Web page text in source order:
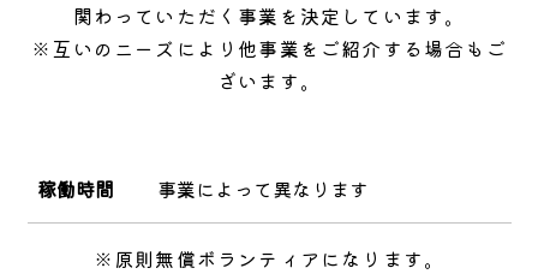
関わっていただく事業を 決定しています。
※互いのニーズにより他事業をご紹介する場合もご
ざいます。
稼働時間 事業によって異なります
※原則無償ボランティアになります。